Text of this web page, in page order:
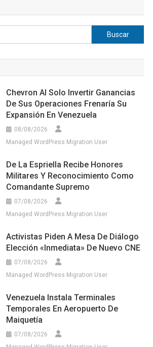
Buscar:
Chevron Al Solo Invertir Ganancias
De Sus Operaciones Frenaría Su
Expansión En Venezuela
08/08/2026
Managed WordPress Migration User
De La Espriella Recibe Honores
Militares Y Reconocimiento Como
Comandante Supremo
07/08/2026
Managed WordPress Migration User
Activistas Piden A Mesa De Diálogo
Elección «inmediata» De Nuevo CNE
07/08/2026
Managed WordPress Migration User
Venezuela Instala Terminales
Temporales En Aeropuerto De
Maiquetía
07/08/2026